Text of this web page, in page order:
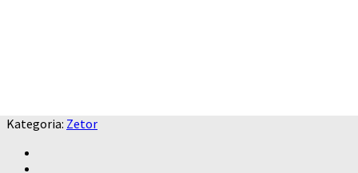
Kategoria: Zetor